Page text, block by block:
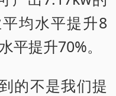
均水平提升8
平提升70%。
的不是我们提